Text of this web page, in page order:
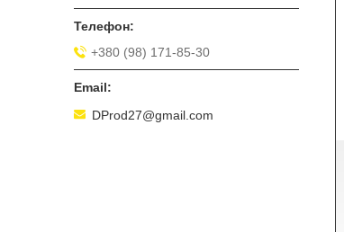
+380 (98) 171-85-30
DProd27@gmail.com